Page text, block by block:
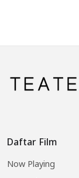
Daftar Film
Now Playing